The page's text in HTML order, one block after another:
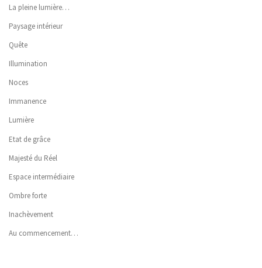
La pleine lumière…
Paysage intérieur
Quête
Illumination
Noces
Immanence
Lumière
Etat de grâce
Majesté du Réel
Espace intermédiaire
Ombre forte
Inachèvement
Au commencement…